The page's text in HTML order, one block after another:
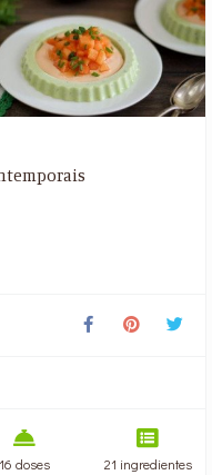
16 doses 21 ingredientes